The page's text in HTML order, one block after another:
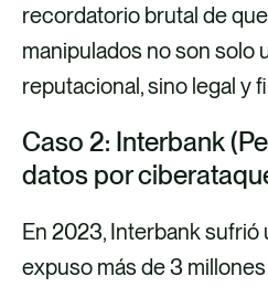
recordatorio brutal de
manipulados no son solo
reputacional, sino legal y
Caso 2: Interbank
datos por
En 2023, Interbank sufrió
expuso más de 3